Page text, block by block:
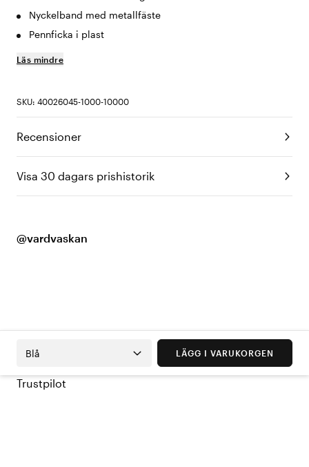
Nyckelband med metallfäste
Pennficka i plast
Läs mindre
SKU: 40026045-1000-10000
Recensioner
Visa 30 dagars prishistorik
@vardvaskan
Blå LÄGG I VARUKORGEN
Trustpilot